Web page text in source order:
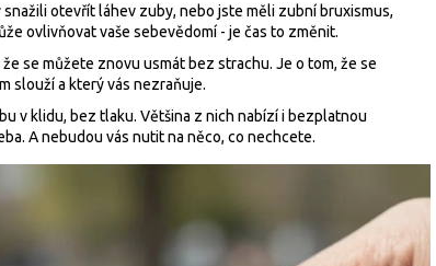
otevřít láhev zuby, nebo jste měli zubní bruxismus,
ovlivňovat vaše sebevědomí - je čas to změnit.
se můžete znovu usmát bez strachu. Je o tom, že se
slouží a který vás nezraňuje.
v klidu, bez tlaku. Většina z nich nabízí i bezplatnou
A nebudou vás nutit na něco, co nechcete.